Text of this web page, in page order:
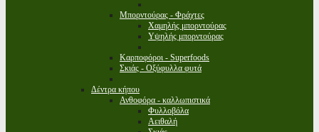
Μπορντούρας - Φράχτες
Χαμηλής μπορντούρας
Υψηλής μπορντούρας
Καρποφόροι - Superfoods
Σκιάς - Οξύφυλλα φυτά
Δέντρα κήπου
Ανθοφόρα - καλλωπιστικά
Φυλλοβόλα
Αειθαλή